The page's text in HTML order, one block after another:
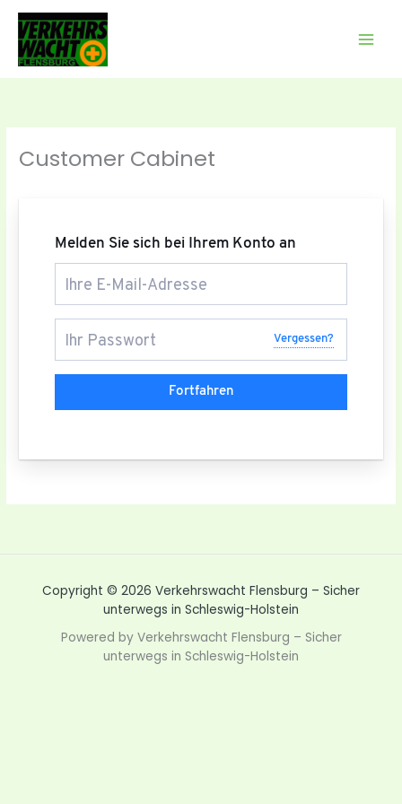
Zum
Inhalt
springen
Customer Cabinet
Melden Sie sich bei Ihrem Konto an
Vergessen?
Fortfahren
Copyright © 2026 Verkehrswacht Flensburg – Sicher
unterwegs in Schleswig-Holstein
Powered by Verkehrswacht Flensburg – Sicher
unterwegs in Schleswig-Holstein